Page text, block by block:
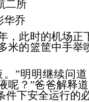
所
华乔
此时的机场正
的篮筐中手
明明继续问道
？”爸爸解释
下安全运行的